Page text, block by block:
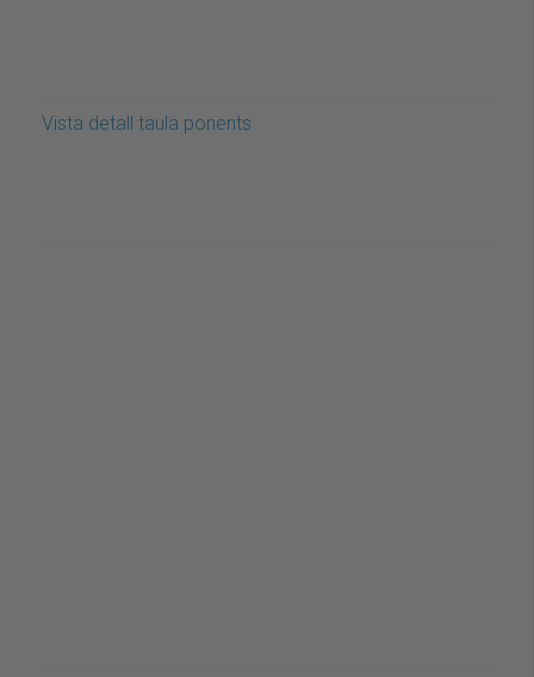
Vista detall taula ponents